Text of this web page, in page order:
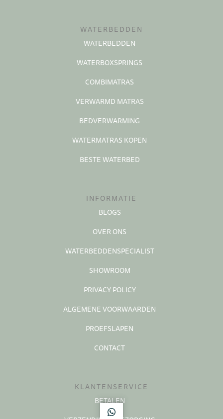
WATERBEDDEN
WATERBEDDEN
WATERBOXSPRINGS
COMBIMATRAS
VERWARMD MATRAS
BEDVERWARMING
WATERMATRAS KOPEN
BESTE WATERBED
INFORMATIE
BLOGS
OVER ONS
WATERBEDDENSPECIALIST
SHOWROOM
PRIVACY POLICY
ALGEMENE VOORWAARDEN
PROEFSLAPEN
CONTACT
KLANTENSERVICE
BETALEN